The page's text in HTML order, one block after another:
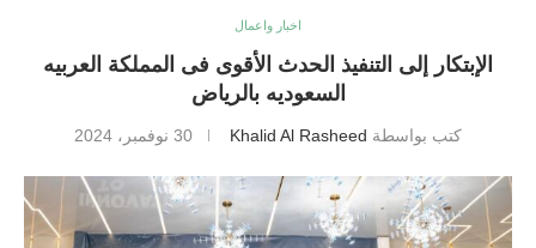
اخبار واعمال
الإبتكار إلى التنفيذ الحدث الأقوى فى المملكة العربيه
السعوديه بالرياض
كتب بواسطة Khalid Al Rasheed 30 نوفمبر، 2024